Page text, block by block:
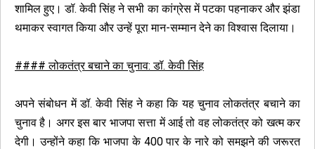
शामिल हुए। डॉ. केवी सिंह ने सभी का कांग्रेस में पटका पहनाकर और झंडा
थमाकर स्वागत किया और उन्हें पूरा मान-सम्मान देने का विश्वास दिलाया।
#### लोकतंत्र बचाने का चुनाव: डॉ. केवी सिंह
अपने संबोधन में डॉ. केवी सिंह ने कहा कि यह चुनाव लोकतंत्र बचाने का
चुनाव है। अगर इस बार भाजपा सत्ता में आई तो वह लोकतंत्र को खत्म कर
देगी। उन्होंने कहा कि भाजपा के 400 पार के नारे को समझने की जरूरत